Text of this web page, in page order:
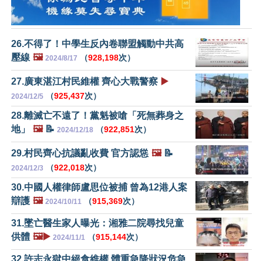
26.不得了！中學生反內卷聯盟觸動中共高
壓線 🖼️ 2024/8/17 （928,198次）
27.廣東湛江村民維權 齊心大戰警察 ▶️
2024/12/5 （925,437次）
28.離滅亡不遠了！黨魁被嗆「死無葬身之
地」
🖼️📝 2024/12/18 （922,851次）
29.村民齊心抗議亂收費 官方認慫 🖼️📝
2024/12/3 （922,018次）
30.中國人權律師盧思位被捕 曾為12港人案
辯護 🖼️ 2024/10/11 （915,369次）
31.墜亡醫生家人曝光：湘雅二院尋找兒童
供體 🖼️▶️ 2024/11/1 （915,144次）
32.許志永獄中絕食維權 體重急降狀況危急